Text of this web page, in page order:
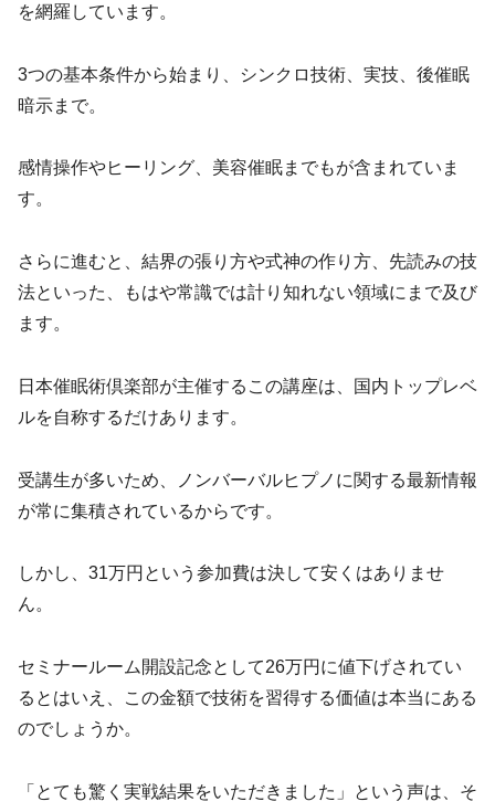
を網羅しています。
3つの基本条件から始まり、シンクロ技術、実技、後催眠
暗示まで。
感情操作やヒーリング、美容催眠までもが含まれていま
す。
さらに進むと、結界の張り方や式神の作り方、先読みの技
法といった、もはや常識では計り知れない領域にまで及び
ます。
日本催眠術倶楽部が主催するこの講座は、国内トップレベ
ルを自称するだけあります。
受講生が多いため、ノンバーバルヒプノに関する最新情報
が常に集積されているからです。
しかし、31万円という参加費は決して安くはありませ
ん。
セミナールーム開設記念として26万円に値下げされてい
るとはいえ、この金額で技術を習得する価値は本当にある
のでしょうか。
「とても驚く実戦結果をいただきました」という声は、そ